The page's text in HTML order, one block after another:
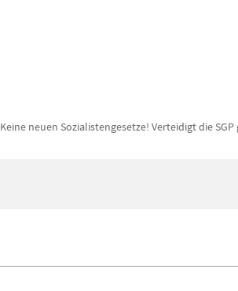
Keine neuen Sozialistengesetze! Verteidigt die